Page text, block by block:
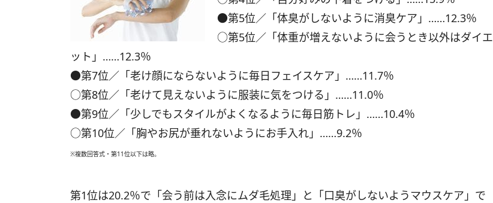
●第5位／「体臭がしないように消臭ケア」……12.3％
○第5位／「体重が増えないように会うとき以外はダイエ
ット」……12.3％
●第7位／「老け顔にならないように毎日フェイスケア」……11.7％
○第8位／「老けて見えないように服装に気をつける」……11.0％
●第9位／「少しでもスタイルがよくなるように毎日筋トレ」……10.4％
○第10位／「胸やお尻が垂れないようにお手入れ」……9.2％
※複数回答式・第11位以下は略。
第1位は20.2％で「会う前は入念にムダ毛処理」と「口臭がしないようマウスケア」で